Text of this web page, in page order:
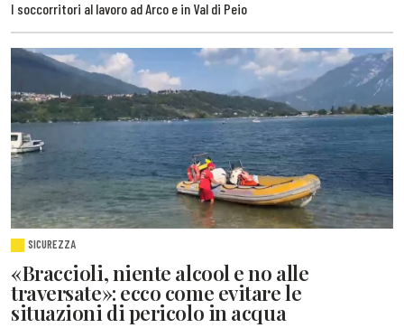
I soccorritori al lavoro ad Arco e in Val di Peio
SICUREZZA
«Braccioli, niente alcool e no alle
traversate»: ecco come evitare le
situazioni di pericolo in acqua